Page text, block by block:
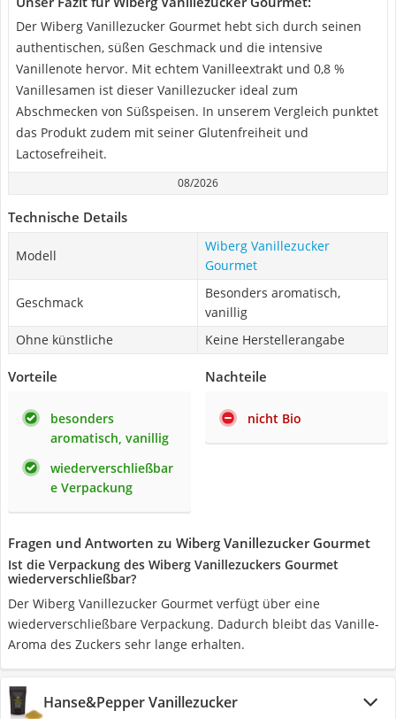
Der Wiberg Vanillezucker Gourmet hebt sich durch seinen
authentischen, süßen Geschmack und die intensive
Vanillenote hervor. Mit echtem Vanilleextrakt und 0,8 %
Vanillesamen ist dieser Vanillezucker ideal zum
Abschmecken von Süßspeisen. In unserem Vergleich punktet
das Produkt zudem mit seiner Glutenfreiheit und
Lactosefreiheit.
08/2026
Technische Details
Modell
Wiberg Vanillezucker
Gourmet
Geschmack
Besonders aromatisch,
vanillig
Ohne künstliche
Keine Herstellerangabe
Vorteile
besonders
aromatisch, vanillig
wiederverschließbar
e Verpackung
Nachteile
nicht Bio
Fragen und Antworten zu Wiberg Vanillezucker Gourmet
Ist die Verpackung des Wiberg Vanillezuckers Gourmet
wiederverschließbar?
Der Wiberg Vanillezucker Gourmet verfügt über eine
wiederverschließbare Verpackung. Dadurch bleibt das Vanille-
Aroma des Zuckers sehr lange erhalten.
Hanse&Pepper Vanillezucker